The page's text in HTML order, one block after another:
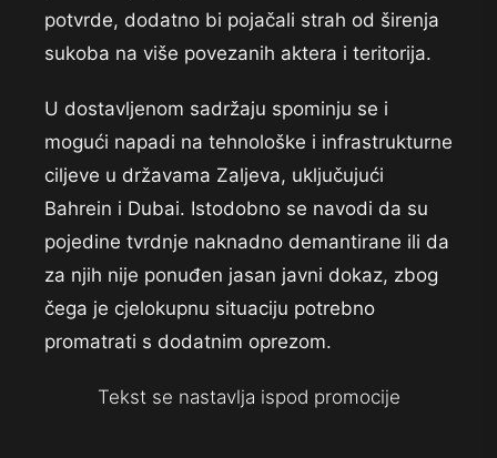
potvrde, dodatno bi pojačali strah od širenja
sukoba na više povezanih aktera i teritorija.
U dostavljenom sadržaju spominju se i
mogući napadi na tehnološke i infrastrukturne
ciljeve u državama Zaljeva, uključujući
Bahrein i Dubai. Istodobno se navodi da su
pojedine tvrdnje naknadno demantirane ili da
za njih nije ponuđen jasan javni dokaz, zbog
čega je cjelokupnu situaciju potrebno
promatrati s dodatnim oprezom.
Tekst se nastavlja ispod promocije